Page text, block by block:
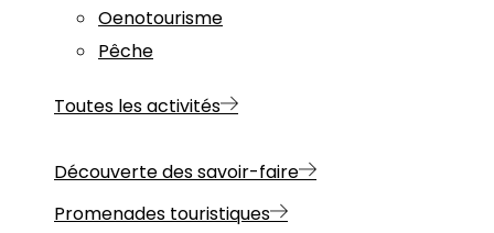
Oenotourisme
Pêche
Toutes les activités
Découverte des savoir-faire
Promenades touristiques